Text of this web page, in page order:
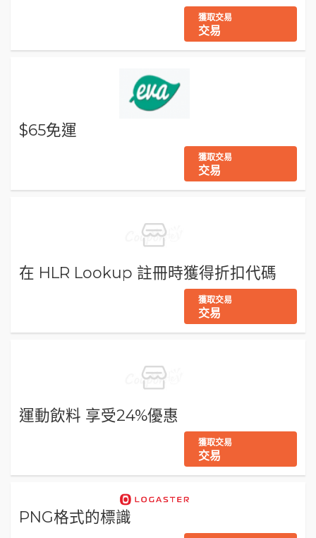
獲取交易
交易
$65免運
獲取交易
交易
在 HLR Lookup 註冊時獲得折扣代碼
獲取交易
交易
運動飲料 享受24%優惠
獲取交易
交易
PNG格式的標識